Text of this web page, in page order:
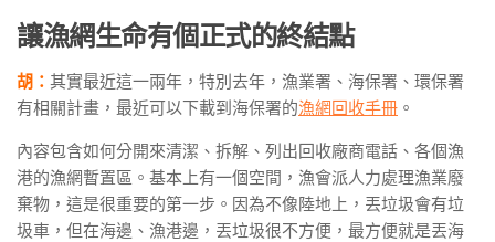
讓漁網生命有個正式的終結點
胡： 其實最近這一兩年，特別去年，漁業署、海保署、環保署
有相關計畫，最近可以下載到海保署的漁網回收手冊 。
內容包含如何分開來清潔、拆解、列出回收廠商電話、各個漁
港的漁網暫置區。基本上有一個空間，漁會派人力處理漁業廢
棄物，這是很重要的第一步。因為不像陸地上，丟垃圾會有垃
圾車，但在海邊、漁港邊，丟垃圾很不方便，最方便就是丟海